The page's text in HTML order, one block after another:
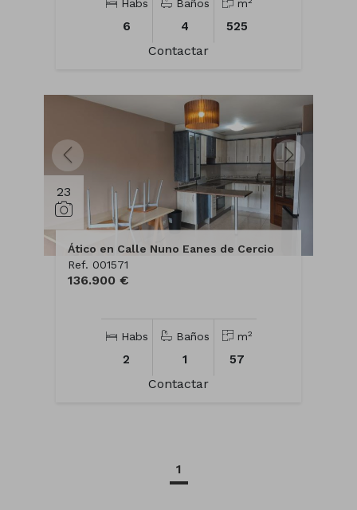
Habs
6
Baños
4
m
525
Contactar
23
Ático en Calle Nuno Eanes de Cercio
Ref. 001571
136.900 €
Habs
2
Baños
1
m2
57
Contactar
1